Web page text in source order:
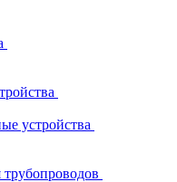
устройства